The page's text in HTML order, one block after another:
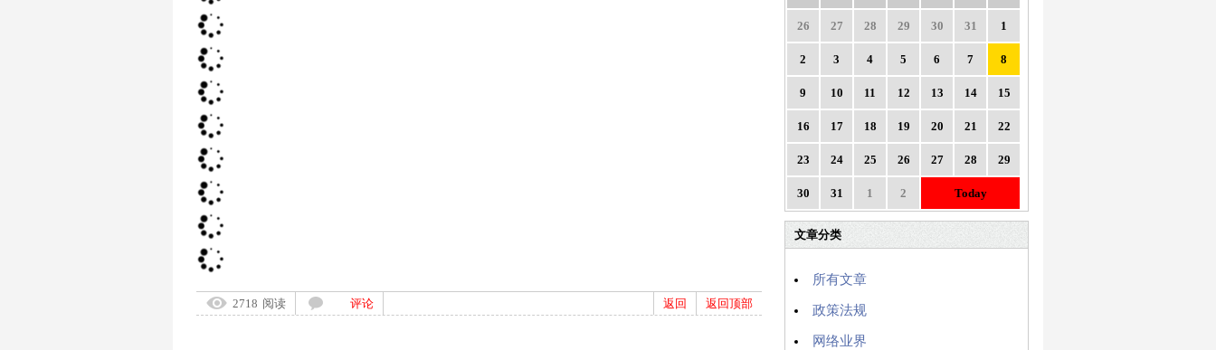
2718 阅读 评论 返回顶部
返回
26 27 28 29 30 31 1
2 3 4 5 6 7 8
9 10 11 12 13 14 15
16 17 18 19 20 21 22
23 24 25 26 27 28 29
30 31 1 2 Today
文章分类
所有文章
政策法规
网络业界